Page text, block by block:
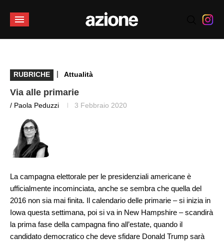
RUBRICHE | Attualità
Via alle primarie
/ Paola Peduzzi 3 Febbraio 2020
La campagna elettorale per le presidenziali americane è
ufficialmente incominciata, anche se sembra che quella del
2016 non sia mai finita. Il calendario delle primarie – si inizia in
Iowa questa settimana, poi si va in New Hampshire – scandirà
la prima fase della campagna fino all’estate, quando il
candidato democratico che deve sfidare Donald Trump sarà